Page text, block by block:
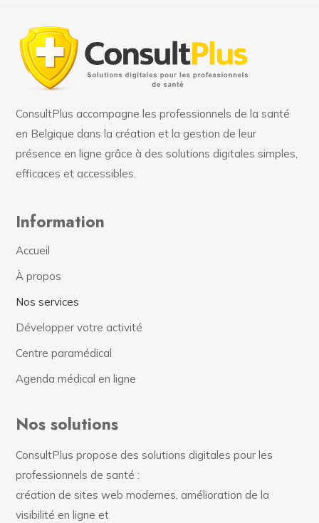
ConsultPlus accompagne les professionnels de la santé
en Belgique dans la création et la gestion de leur
présence en ligne grâce à des solutions digitales simples,
efficaces et accessibles.
Information
Accueil
À propos
Nos services
Développer votre activité
Centre paramédical
Agenda médical en ligne
Nos solutions
ConsultPlus propose des solutions digitales pour les
professionnels de santé :
création de sites web modernes, amélioration de la
visibilité en ligne et